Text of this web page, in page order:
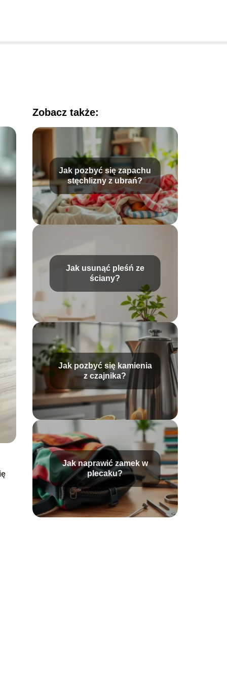
Zobacz także:
Jak pozbyć się zapachu
stęchlizny z ubrań?
Jak usunąć pleśń ze
ściany?
Jak pozbyć się kamienia
z czajnika?
Jak naprawić zamek w
plecaku?